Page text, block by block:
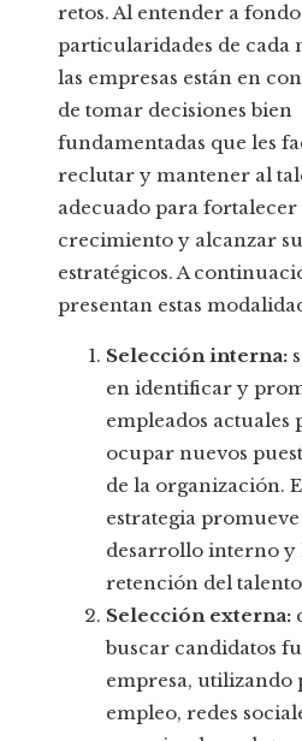
retos. Al entender a fondo
particularidades de cada
las empresas están en
de tomar decisiones bien
fundamentadas que les
reclutar y mantener al
adecuado para fortalecer
crecimiento y alcanzar
estratégicos. A
presentan estas
Selección interna:
en identificar y
empleados actuales
ocupar nuevos
de la organización.
estrategia
desarrollo interno y
retención del
Selección externa:
buscar candidatos
empresa, utilizando
empleo, redes